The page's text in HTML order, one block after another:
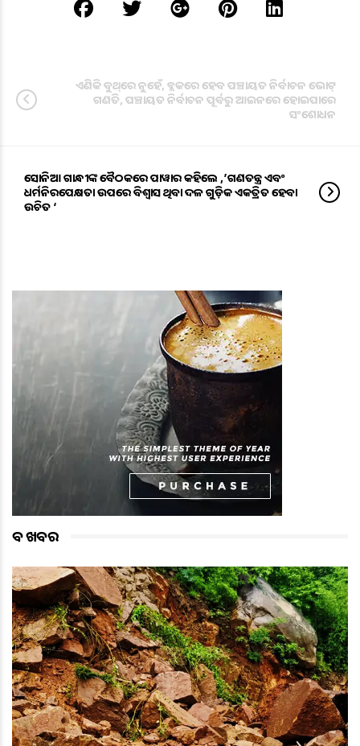
ଏଣିକି ବୁଥ୍‌ରେ ନୁହେଁ, ବ୍ଲକରେ ହେବ ପଞ୍ଚାୟତ ନିର୍ବାଚନ ଭୋଟ୍‌
ଗଣତି, ପଞ୍ଚାୟତ ନିର୍ବାଚନ ପୂର୍ବରୁ ଆଇନରେ ହୋଇପାରେ
ସଂଶୋଧନ
ସୋନିଆ ଗାନ୍ଧୀଙ୍କ ବୈଠକରେ ପାୱାର କହିଲେ ,’ଗଣତନ୍ତ୍ର ଏବଂ
ଧର୍ମନିରପେକ୍ଷତା ଉପରେ ବିଶ୍ୱାସ ଥିବା ଦଳ ଗୁଡ଼ିକ ଏକତ୍ରିତ ହେବା
ଉଚିତ ‘
ବଡ ଖବର